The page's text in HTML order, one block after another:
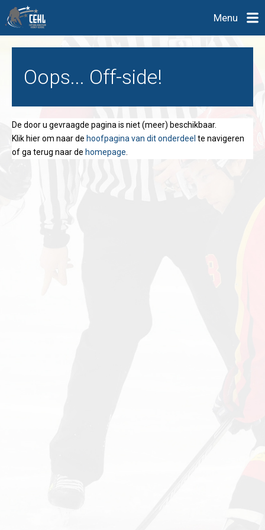
Menu
Oops... Off-side!
De door u gevraagde pagina is niet (meer) beschikbaar.
Klik hier om naar de hoofpagina van dit onderdeel te navigeren
of ga terug naar de homepage